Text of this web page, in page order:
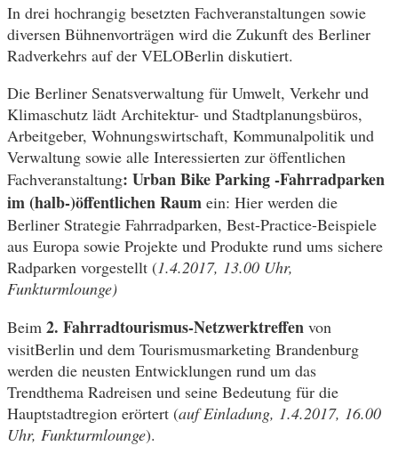
In drei hochrangig besetzten Fachveranstaltungen sowie
diversen Bühnenvorträgen wird die Zukunft des Berliner
Radverkehrs auf der VELOBerlin diskutiert.
Die Berliner Senatsverwaltung für Umwelt, Verkehr und
Klimaschutz lädt Architektur- und Stadtplanungsbüros,
Arbeitgeber, Wohnungswirtschaft, Kommunalpolitik und
Verwaltung sowie alle Interessierten zur öffentlichen
Fachveranstaltung: Urban Bike Parking -Fahrradparken
im (halb-)öffentlichen Raum ein: Hier werden die
Berliner Strategie Fahrradparken, Best-Practice-Beispiele
aus Europa sowie Projekte und Produkte rund ums sichere
Radparken vorgestellt (1.4.2017, 13.00 Uhr,
Funkturmlounge)
Beim 2. Fahrradtourismus-Netzwerktreffen von
visitBerlin und dem Tourismusmarketing Brandenburg
werden die neusten Entwicklungen rund um das
Trendthema Radreisen und seine Bedeutung für die
Hauptstadtregion erörtert (auf Einladung, 1.4.2017, 16.00
Uhr, Funkturmlounge).